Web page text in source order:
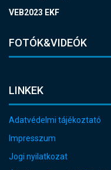
VEB2023 EKF
FOTÓK&VIDEÓK
LINKEK
Adatvédelmi tájékoztató
Impresszum
Jogi nyilatkozat